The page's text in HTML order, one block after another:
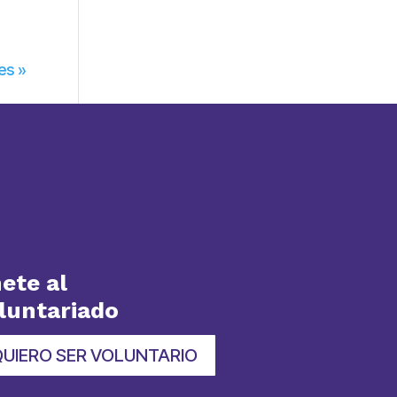
»
al
SER VOLUNTARIO